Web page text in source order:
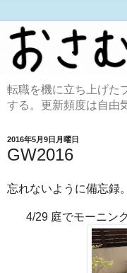
転職を機に立ち上げた
する。更新頻度は自由
2016年5月9日月曜日
GW2016
忘れないように備忘録。
4/29 庭でモーニン